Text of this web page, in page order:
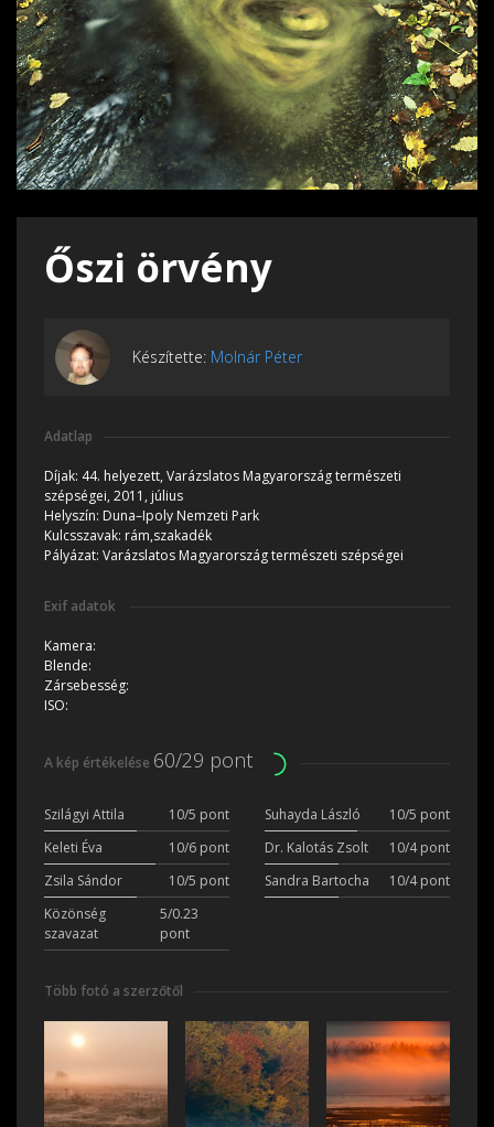
Őszi örvény
Készítette: Molnár Péter
Adatlap
Díjak: 44. helyezett, Varázslatos Magyarország természeti
szépségei, 2011, július
Helyszín: Duna–Ipoly Nemzeti Park
Kulcsszavak: rám,szakadék
Pályázat: Varázslatos Magyarország természeti szépségei
Exif adatok
Kamera:
Blende:
Zársebesség:
ISO:
A kép értékelése 60/29 pont
Szilágyi Attila 10/5 pont Suhayda László
10/5 pont
Keleti Éva
10/6 pont Dr. Kalotás Zsolt
10/4 pont
Zsila Sándor
10/5 pont Sandra Bartocha
10/4 pont
Közönség
szavazat
5/0.23
pont
Több fotó a szerzőtől